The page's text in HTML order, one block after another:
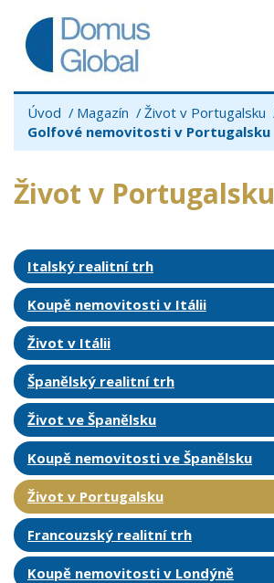
Úvod Magazín
Život v Portugalsku
Golfové nemovitosti v Portugalsku
Život v Portugalsku
Italský realitní trh
Koupě nemovitosti v Itálii
Život v Itálii
Španělský realitní trh
Život ve Španělsku
Koupě nemovitosti ve Španělsku
Život v Portugalsku
Francouzský realitní trh
Koupě nemovitosti v Londýně